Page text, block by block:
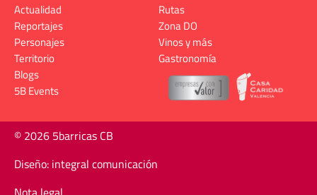
Actualidad
Reportajes
Personajes
Territorio
Rutas
Zona DO
Vinos y más
Gastronomía
Blogs
5B Events
© 2026 5barricas CB
Diseño: integral comunicación